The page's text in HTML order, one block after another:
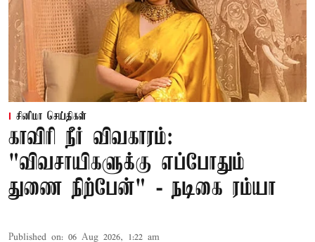
சினிமா செய்திகள்
காவிரி நீர் விவகாரம்:
"விவசாயிகளுக்கு எப்போதும்
துணை நிற்பேன்" - நடிகை ரம்யா
Published on: 06 Aug 2026, 1:22 am